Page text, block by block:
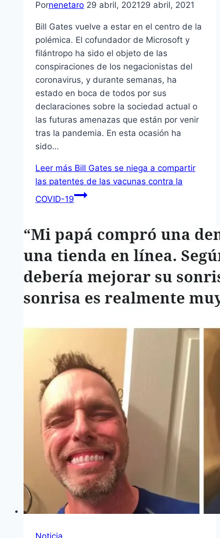
Pornenetaro 29 abril, 202129 abril, 2021
Bill Gates vuelve a estar en el centro de la
polémica. El cofundador de Microsoft y
filántropo ha sido el objeto de las
conspiraciones de los negacionistas del
coronavirus, y durante semanas, ha
estado en boca de todos por sus
declaraciones sobre la sociedad actual o
las futuras amenazas que están por venir
tras la pandemia. En esta ocasión ha
sido…
Leer más Bill Gates se niega a compartir
las patentes de las vacunas contra la
COVID-19